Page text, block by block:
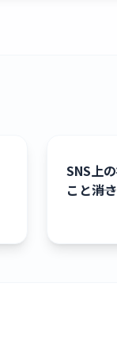
SNS上
こと――